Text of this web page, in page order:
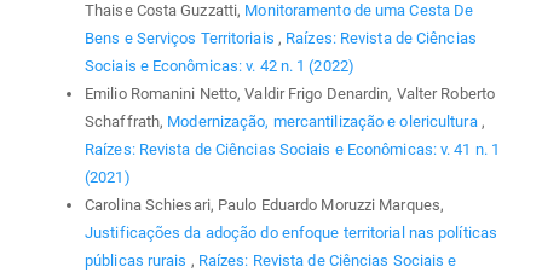
Thaise Costa Guzzatti, Monitoramento de uma Cesta De
Bens e Serviços Territoriais , Raízes: Revista de Ciências
Sociais e Econômicas: v. 42 n. 1 (2022)
Emilio Romanini Netto, Valdir Frigo Denardin, Valter Roberto
Schaffrath, Modernização, mercantilização e olericultura ,
Raízes: Revista de Ciências Sociais e Econômicas: v. 41 n. 1
(2021)
Carolina Schiesari, Paulo Eduardo Moruzzi Marques,
Justificações da adoção do enfoque territorial nas políticas
públicas rurais , Raízes: Revista de Ciências Sociais e